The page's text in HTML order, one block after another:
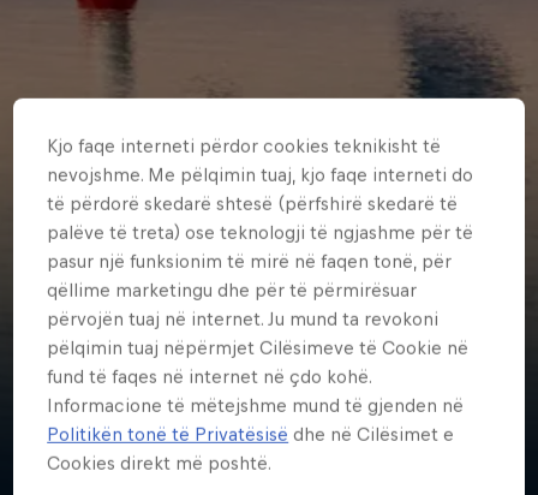
Dimitris
Kolliakos
Greece · Paramotor
Kjo faqe interneti përdor cookies teknikisht të
nevojshme. Me pëlqimin tuaj, kjo faqe interneti do
të përdorë skedarë shtesë (përfshirë skedarë të
palëve të treta) ose teknologji të ngjashme për të
pasur një funksionim të mirë në faqen tonë, për
qëllime marketingu dhe për të përmirësuar
përvojën tuaj në internet. Ju mund ta revokoni
pëlqimin tuaj nëpërmjet Cilësimeve të Cookie në
fund të faqes në internet në çdo kohë.
Informacione të mëtejshme mund të gjenden në
Politikën tonë të Privatësisë dhe në Cilësimet e
Cookies direkt më poshtë.